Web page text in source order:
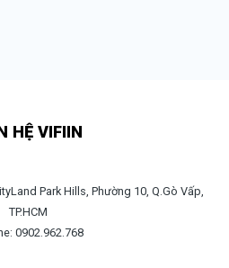
HỆ VIFIIN
Park Hills, Phường 10, Q.Gò Vấp,
TP.HCM
0902.962.768